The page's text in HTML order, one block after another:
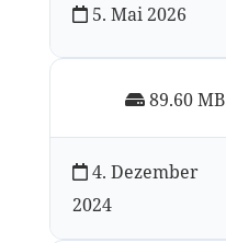
5. Mai 2026
89.60 MB
4. Dezember
2024